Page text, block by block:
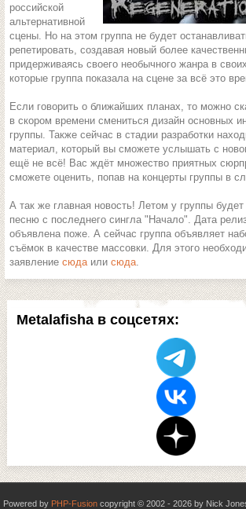
Metalafisha в соцсетях:
российской
альтернативной
сцены. Но на этом группа не будет
репетировать, создавая новый более
придерживаясь своего необычного жанра в
которые группа показала на сцене за всё это
Если говорить о ближайших планах, то можно
в скором времени смениться дизайн основных
группы. Также сейчас в стадии разработки
материал, который вы сможете услышать с
ещё не всё! Вас ждёт множество приятных
сможете оценить, попав на концерты группы в
А так же главная новость! Летом у группы
песню с последнего сингла "Начало". Дата
объявлена поже. А сейчас группа объявляет
съёмок в качестве массовки. Для этого
заявление сюда или сюда
Powered by PHP-Fusion copyright © 2002 - 2026 by Nick